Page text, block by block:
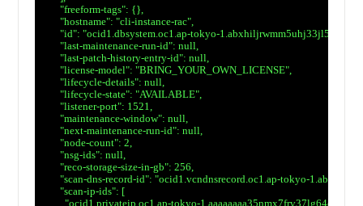
"freeform-tags": {},
"hostname": "cli-instance-rac",
"id": "ocid1.dbsystem.oc1.ap-tokyo-
"last-maintenance-run-id": null,
"last-patch-history-entry-id": null,
"license-model": "BRING_YOUR_OWN_LICENSE",
"lifecycle-details": null,
"lifecycle-state": "AVAILABLE",
"listener-port": 1521,
"maintenance-window": null,
"next-maintenance-run-id": null,
"node-count": 2,
"nsg-ids": null,
"reco-storage-size-in-gb": 256,
"scan-dns-record-id": "ocid1.vcndnsrecord.oc1.ap-tokyo-
"scan-ip-ids": [
"ocid1.privateip.oc1.ap-tokyo-